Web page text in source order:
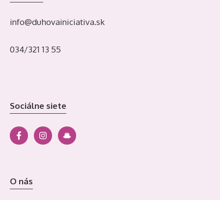
info@duhovainiciativa.sk
034/321 13 55
Sociálne siete
O nás